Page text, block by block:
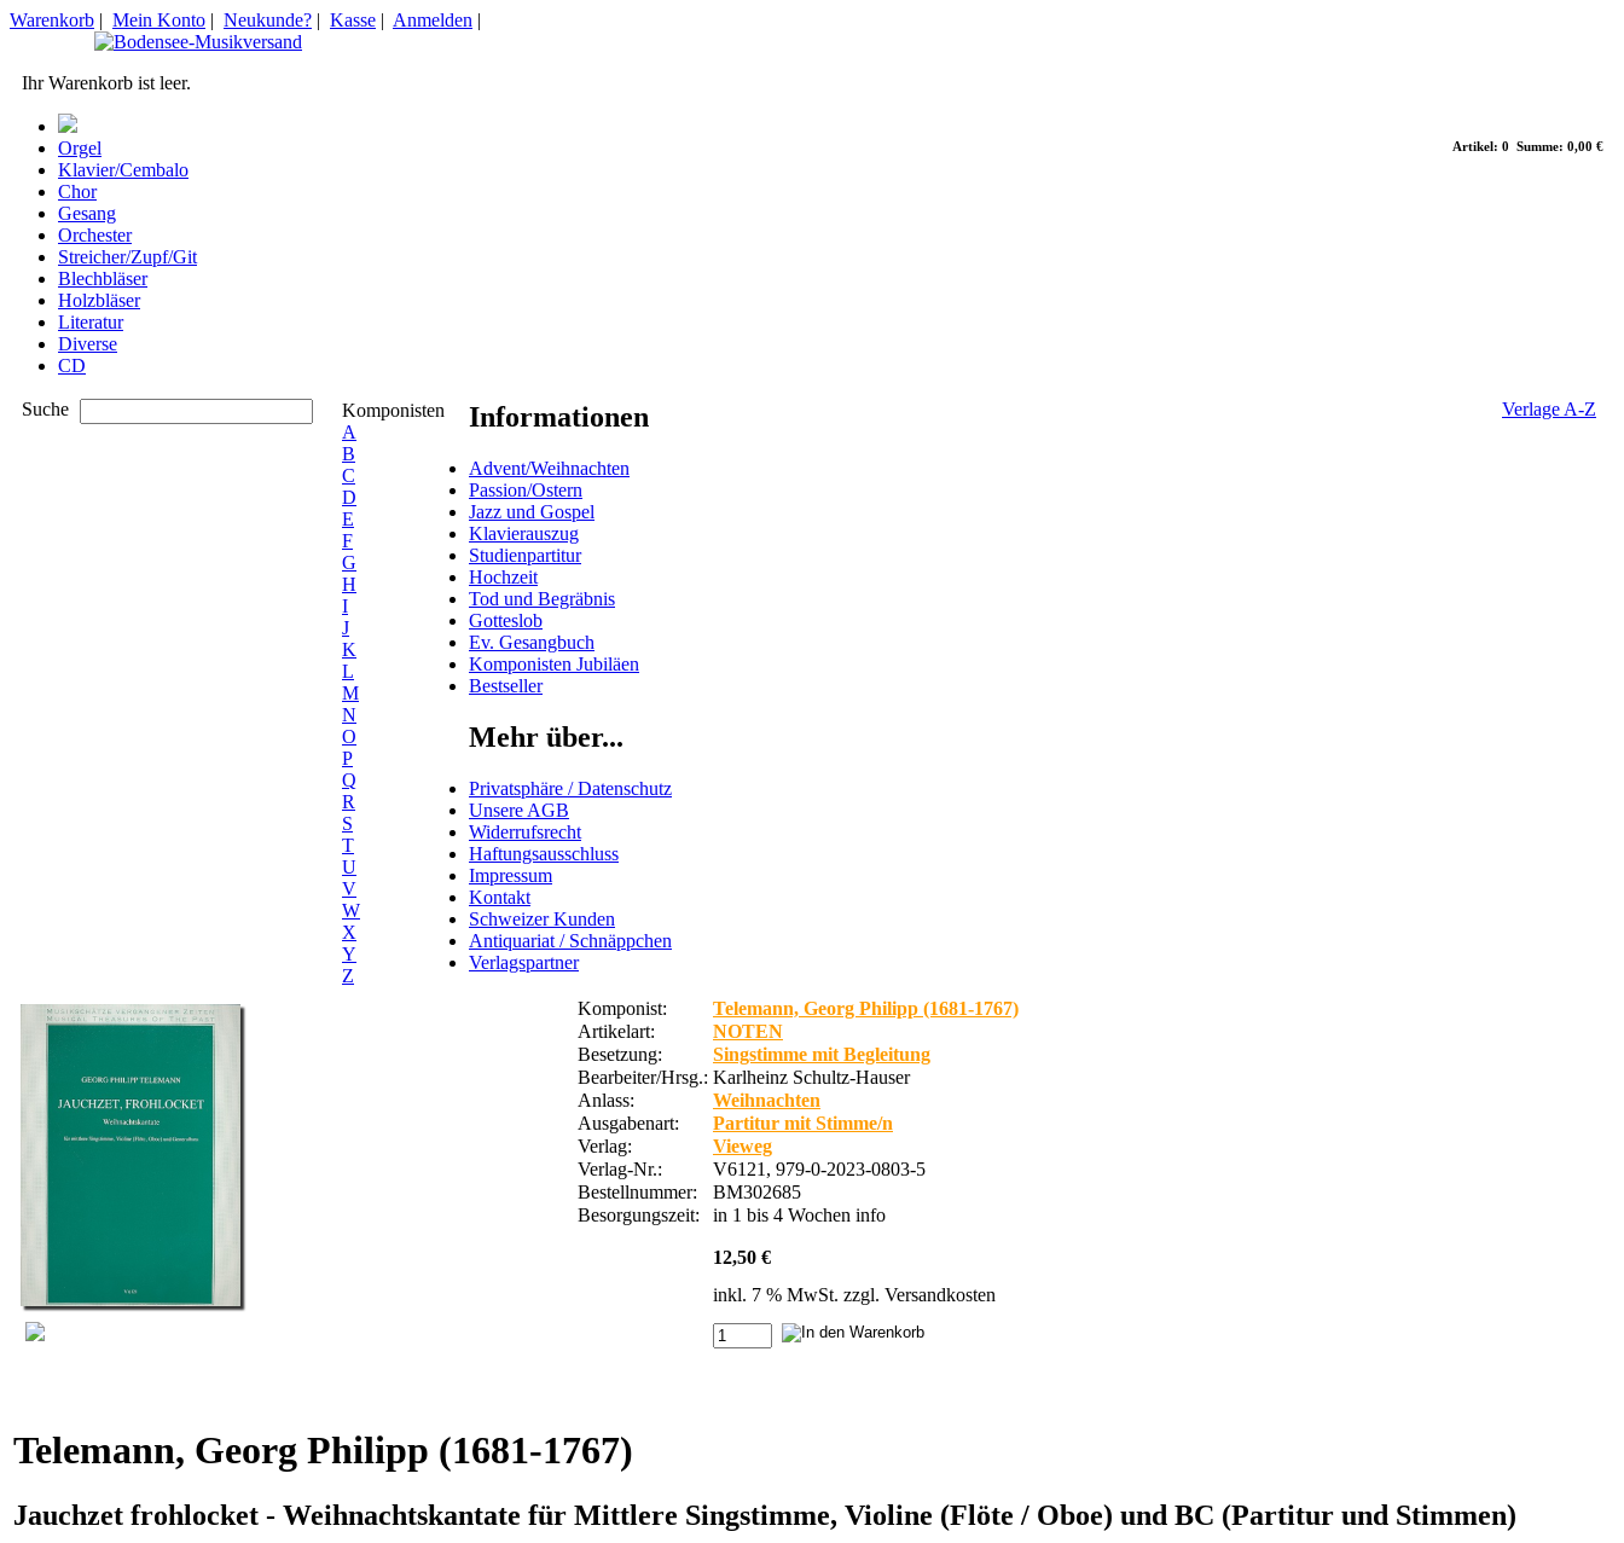
Artikel: 0 Summe: 0,00 €
Warenkorb | Mein Konto | Neukunde? | Kasse | Anmelden |
Ihr Warenkorb ist leer.
Orgel
Klavier/Cembalo
Chor
Gesang
Orchester
Streicher/Zupf/Git
Blechbläser
Holzbläser
Literatur
Diverse
CD
Suche
Komponisten
A
B
C
D
E
F
G
H
I
J
K
L
M
N
O
P
Q
R
S
T
U
V
W
X
Y
Z
Verlage A-Z
Informationen
Advent/Weihnachten
Passion/Ostern
Jazz und Gospel
Klavierauszug
Studienpartitur
Hochzeit
Tod und Begräbnis
Gotteslob
Ev. Gesangbuch
Komponisten Jubiläen
Bestseller
Mehr über...
Privatsphäre / Datenschutz
Unsere AGB
Widerrufsrecht
Haftungsausschluss
Impressum
Kontakt
Schweizer Kunden
Antiquariat / Schnäppchen
Verlagspartner
Komponist:
Telemann, Georg Philipp (1681-1767)
Artikelart:
NOTEN
Besetzung:
Singstimme mit Begleitung
Bearbeiter/Hrsg.: Karlheinz Schultz-Hauser
Anlass:
Weihnachten
Ausgabenart:
Partitur mit Stimme/n
Verlag:
Vieweg
Verlag-Nr.:
V6121, 979-0-2023-0803-5
Bestellnummer:
BM302685
Besorgungszeit:
in 1 bis 4 Wochen info
12,50 €
inkl. 7 % MwSt. zzgl. Versandkosten
Telemann, Georg Philipp (1681-1767)
Jauchzet frohlocket - Weihnachtskantate für Mittlere Singstimme, Violine (Flöte / Oboe) und BC (Partitur und Stimmen)